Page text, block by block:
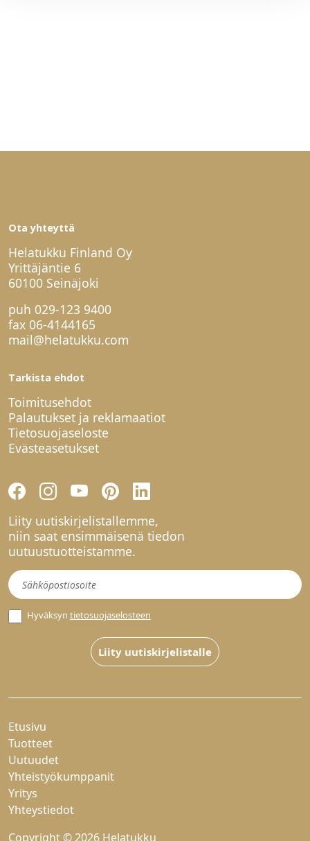
Ota yhteyttä
Helatukku Finland Oy
Yrittäjäntie 6
60100 Seinäjoki
puh 029-123 9400
fax 06-4144165
mail@helatukku.com
Tarkista ehdot
Toimitusehdot
Palautukset ja reklamaatiot
Tietosuojaseloste
Evästeasetukset
Liity uutiskirjelistallemme,
niin saat ensimmäisenä tiedon
uutuustuotteistamme.
Uutiskirje
Hyväksyn tietosuojaselosteen
Liity uutiskirjelistalle
Etusivu
Tuotteet
Uutuudet
Yhteistyökumppanit
Yritys
Yhteystiedot
Copyright © 2026 Helatukku